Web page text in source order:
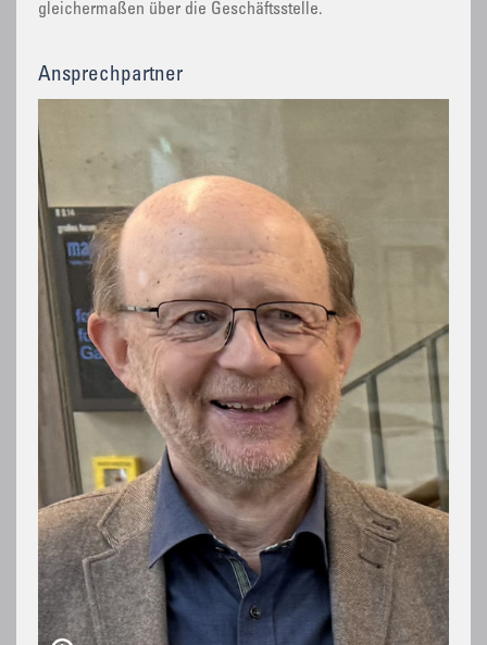
gleichermaßen über die Geschäftsstelle.
Ansprechpartner